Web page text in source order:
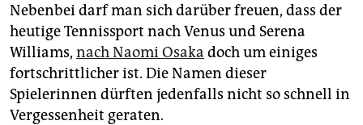
Nebenbei darf man sich darüber freuen, dass der
heutige Tennissport nach Venus und Serena
Williams, nach Naomi Osaka doch um einiges
fortschrittlicher ist. Die Namen dieser
Spielerinnen dürften jedenfalls nicht so schnell in
Vergessenheit geraten.